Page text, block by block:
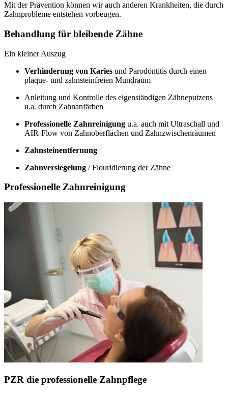
Mit der Prävention können wir auch anderen Krankheiten, die durch
Zahnprobleme entstehen vorbeugen.
Behandlung für bleibende Zähne
Ein kleiner Auszug
Verhinderung von Karies und Parodontitis durch einen
plaque- und zahnsteinfreien Mundraum
Anleitung und Kontrolle des eigenständigen Zähneputzens
u.a. durch Zahnanfärben
Professionelle Zahnreinigung u.a. auch mit Ultraschall und
AIR-Flow von Zahnoberflächen und Zahnzwischenräumen
Zahnsteinentfernung
Zahnversiegelung / Flouridierung der Zähne
Professionelle Zahnreinigung
PZR die professionelle Zahnpflege